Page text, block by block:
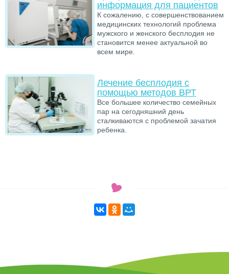
информация для пациентов
К сожалению, с совершенствованием
медицинских технологий проблема
мужского и женского бесплодия не
становится менее актуальной во
всем мире.
Лечение бесплодия с
помощью методов ВРТ
Все большее количество семейных
пар на сегодняшний день
сталкиваются с проблемой зачатия
ребенка.